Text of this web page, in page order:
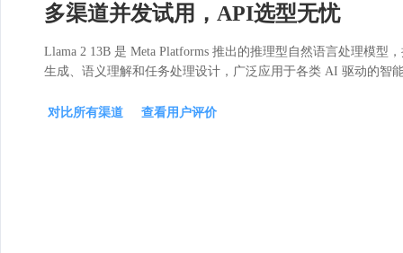
多渠道并发试用，API选型无忧
Llama 2 13B 是 Meta Platforms 推出的推理型自然语言处理模型
生成、语义理解和任务处理设计，广泛应用于各类 AI 驱动的智
对比所有渠道 查看用户评价